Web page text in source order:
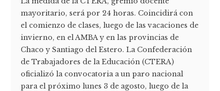
mayoritario, será por 24 horas. Coincidirá con
el comienzo de clases, luego de las vacaciones de
invierno, en el AMBA y en las provincias de
Chaco y Santiago del Estero. La Confederación
de Trabajadores de la Educación (CTERA)
oficializó la convocatoria a un paro nacional
para el próximo lunes 3 de agosto, luego de la